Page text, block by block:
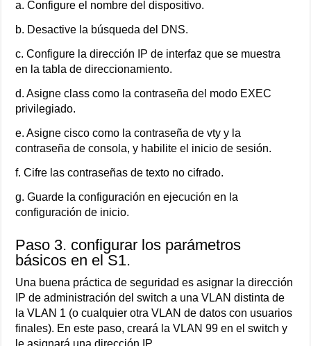
a. Configure el nombre del dispositivo.
b. Desactive la búsqueda del DNS.
c. Configure la dirección IP de interfaz que se muestra
en la tabla de direccionamiento.
d. Asigne class como la contraseña del modo EXEC
privilegiado.
e. Asigne cisco como la contraseña de vty y la
contraseña de consola, y habilite el inicio de sesión.
f. Cifre las contraseñas de texto no cifrado.
g. Guarde la configuración en ejecución en la
configuración de inicio.
Paso 3. configurar los parámetros
básicos en el S1.
Una buena práctica de seguridad es asignar la dirección
IP de administración del switch a una VLAN distinta de
la VLAN 1 (o cualquier otra VLAN de datos con usuarios
finales). En este paso, creará la VLAN 99 en el switch y
le asignará una dirección IP.